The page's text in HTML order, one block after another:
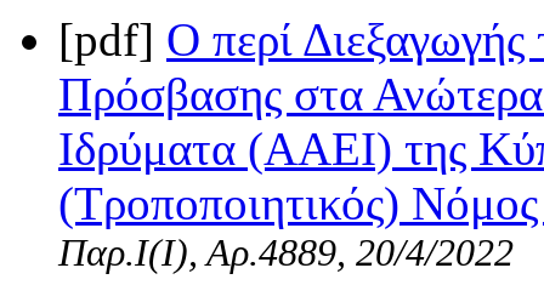
[pdf] Ο περί
Πρόσβασης στα
Ιδρύματα (ΑΑΕΙ) της
(Τροποποιητικός)
Παρ.Ι(I), Αρ.4889, 20/4/2022